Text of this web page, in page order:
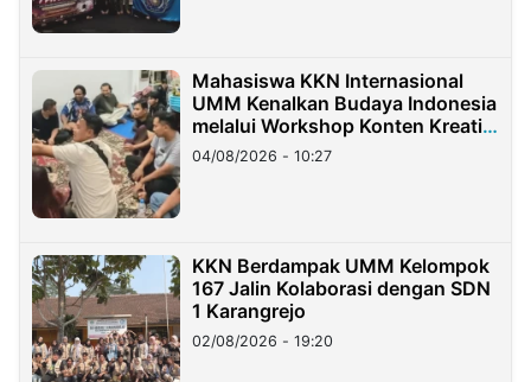
Mahasiswa KKN Internasional
UMM Kenalkan Budaya Indonesia
melalui Workshop Konten Kreatif
di Taiwan
04/08/2026 - 10:27
KKN Berdampak UMM Kelompok
167 Jalin Kolaborasi dengan SDN
1 Karangrejo
02/08/2026 - 19:20